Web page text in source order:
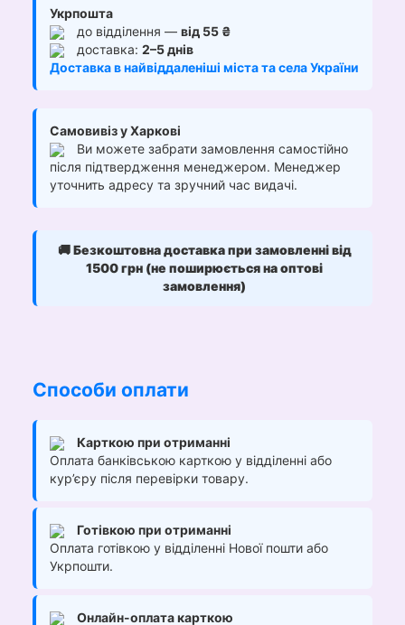
Укрпошта
до відділення — від 55 ₴
доставка: 2–5 днів
Доставка в найвіддаленіші міста та села України
Самовивіз у Харкові
Ви можете забрати замовлення самостійно
після підтвердження менеджером. Менеджер
уточнить адресу та зручний час видачі.
🚚Безкоштовна доставка при замовленні від
1500 грн (не поширюється на оптові
замовлення)
Способи оплати
Карткою при отриманні
Оплата банківською карткою у відділенні або
кур’єру після перевірки товару.
Готівкою при отриманні
Оплата готівкою у відділенні Нової пошти або
Укрпошти.
Онлайн-оплата карткою